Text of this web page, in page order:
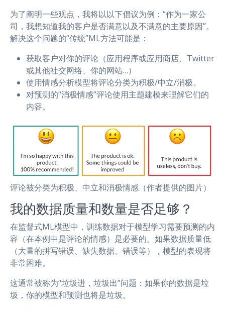
为了阐明一些观点，我将以以下倡议为例：“作为一家公
司，我想知道我的客户是否满意以及不满意的主要原因”。
解决这个问题的“传统”ML方法可能是：
获取客户对你的评论（应用程序或应用商店、Twitter
或其他社交网络、你的网站…）
使用情感分析模型将评论分类为积极/中立/消极。
对预测的“消极情感”评论使用主题建模来理解它们的
内容。
评论被分类为积极、中立和消极情感（作者提供的图片）
我的数据质量和数量是否足够？
在监督式ML模型中，训练数据对于模型学习需要预测的内
容（在本例中是评论的情感）是必要的。如果数据质量低
（大量的拼写错误、缺失数据、错误等），模型的表现将
非常困难。
这通常被称为“垃圾进，垃圾出”问题：如果你的数据是垃
圾，你的模型和预测也将是垃圾。